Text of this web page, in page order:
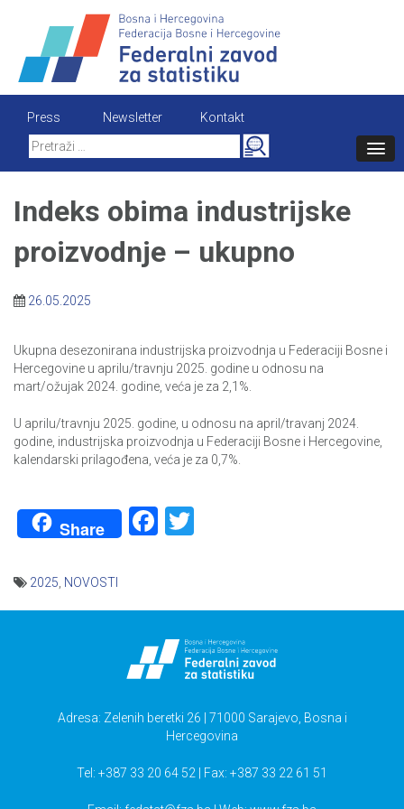
content
Press Newsletter
Kontakt
Search
for:
Indeks obima industrijske
proizvodnje – ukupno
26.05.2025
Ukupna desezonirana industrijska proizvodnja u Federaciji Bosne i
Hercegovine u aprilu/travnju 2025. godine u odnosu na
mart/ožujak 2024. godine, veća je za 2,1%.
U aprilu/travnju 2025. godine, u odnosu na april/travanj 2024.
godine, industrijska proizvodnja u Federaciji Bosne i Hercegovine,
kalendarski prilagođena, veća je za 0,7%.
Share Facebook
2025 NOVOSTI
Adresa: Zelenih beretki 26 | 71000 Sarajevo, Bosna i
Hercegovina
Tel: +387 33 20 64 52 | Fax: +387 33 22 61 51